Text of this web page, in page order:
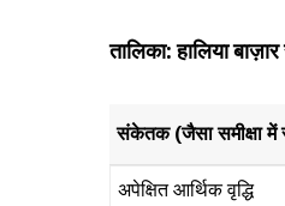
तालिका: हालिया
संकेतक (जैसा समीक्षा में
अपेक्षित आर्थिक वृद्धि